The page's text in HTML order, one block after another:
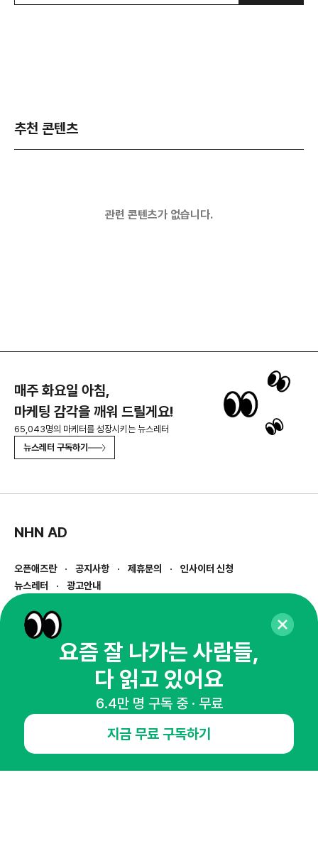
추천 콘텐츠
관련 콘텐츠가 없습니다.
매주 화요일 아침,
마케팅 감각을 깨워 드릴게요!
65,043명의 마케터를 성장시키는 뉴스레터
뉴스레터 구독하기
NHN AD
오픈애즈란 공지사항 제휴문의
인사이터 신청
뉴스레터
광고안내
경기도 성남시 분당구 대왕판교로645번길 16
사업자등록번호 : 144-81-27690(
통신판매업신고번호 : 2014-경기성남-1023
호스팅서비스사업자 : 오픈애즈
1800-2198
openads@openads.co.kr
이용약관
instagramthreadkakaotalk
요즘 잘 나가는 사람들,
다 읽고 있어요
6.4만 명 구독 중 · 무료
지금 무료 구독하기